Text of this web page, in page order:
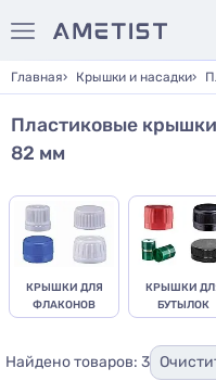
Главная Крышки и насадки
Пластиковые
82 мм
КРЫШКИ ДЛЯ
ФЛАКОНОВ
КРЫШКИ
БУТЫЛОК
Найдено товаров: 3